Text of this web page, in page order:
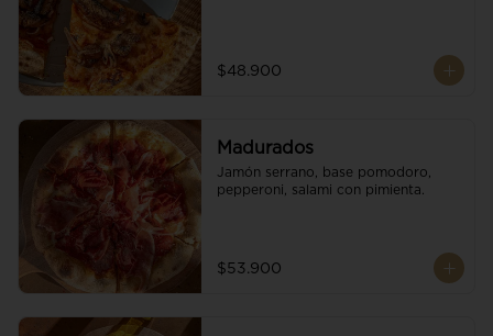
$48.900
Madurados
Jamón serrano, base pomodoro,
pepperoni, salami con pimienta.
$53.900